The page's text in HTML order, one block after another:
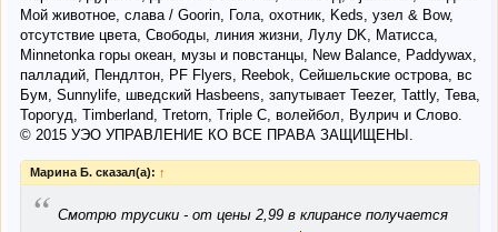
Мой животное, слава / Goorin, Гола, охотник, Keds, узел & Bow,
отсутствие цвета, Свободы, линия жизни, Лулу DK, Матисса,
Minnetonka горы океан, музы и повстанцы, New Balance, Paddywax,
палладий, Пендлтон, PF Flyers, Reebok, Сейшельские острова, вс
Бум, Sunnylife, шведский Hasbeens, запутывает Teezer, Tattly, Тева,
Торогуд, Timberland, Tretorn, Triple C, волейбол, Вулрич и Слово.
© 2015 УЭО УПРАВЛЕНИЕ КО ВСЕ ПРАВА ЗАЩИЩЕНЫ.
Марина Б. сказал(а): ↑
“ Смотрю трусики - от цены 2,99 в клирансе получается